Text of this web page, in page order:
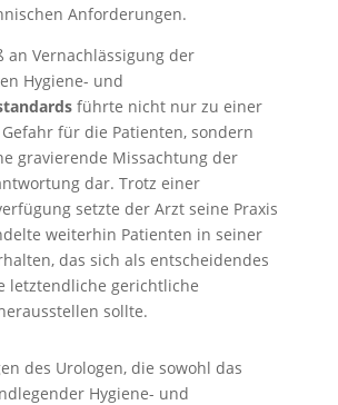
Anforderungen.
an Vernachlässigung der
Hygiene- und
führte nicht nur zu einer
für die Patienten, sondern
gravierende Missachtung der
dar. Trotz einer
setzte der Arzt seine Praxis
weiterhin Patienten in seiner
das sich als entscheidendes
letztendliche gerichtliche
sollte.
des Urologen, die sowohl das
Hygiene- und